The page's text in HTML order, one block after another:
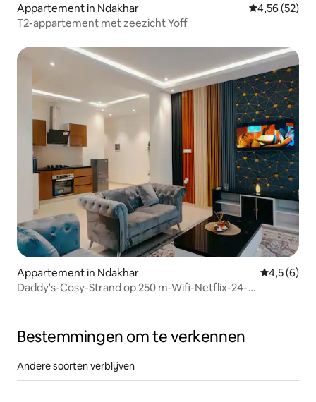
Appartement in Ndakhar Gemiddelde
4,56 (52)
T2-appartement met zeezicht Yoff
Appartement in Ndakhar
4,5 (6)
Daddy's-Cosy-Strand op 250 m-Wifi-Netflix-24-
Bestemmingen om te verkennen
Andere soorten verblijven